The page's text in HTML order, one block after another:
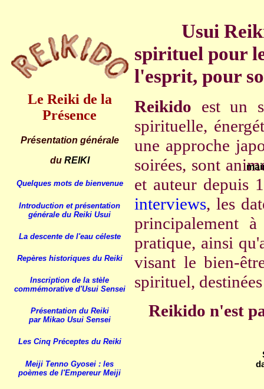
Le Reiki de la
Présence
Présentation générale
du REIKI
Quelques mots de bienvenue
Introduction et présentation
générale du Reiki Usui
La descente de l'eau céleste
Repères historiques du Reiki
Inscription de la stèle
commémorative d'Usui Sensei
Présentation du Reiki
par Mikao Usui Sensei
Les Cinq Préceptes du Reiki
Meiji Tenno Gyosei : les
poèmes de l'Empereur Meiji
Usui
spirituel pour
l'esprit, pour
Reikido est un
spirituelle,
une approche
soirées, sont
et auteur depuis
interviews, les
principalement
pratique, ainsi
visant le bien-
spirituel,
Reikido n'est